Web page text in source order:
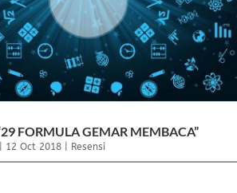
FORMULA GEMAR MEMBACA”
12 Oct 2018 Resensi